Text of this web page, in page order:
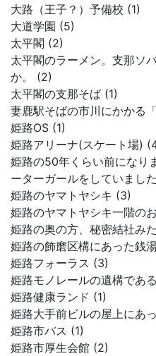
大路（王子？）予備校 (1)
大道学園 (5)
太平閣 (2)
太平閣のラーメン。支那ソ
か。 (2)
太平閣の支那そば (1)
妻鹿駅そばの市川にかかる
姫路OS (1)
姫路アリーナ(スケート場)
姫路の50年くらい前になり
ーターガールをしていまし
姫路のヤマトヤシキ (3)
姫路のヤマトヤシキ一階の
姫路の奥の方、秘密結社み
姫路の飾磨区構にあった銭
姫路フォーラス (3)
姫路モノレールの遺構であ
姫路健康ランド (1)
姫路大手前ビルの屋上にあ
姫路市バス (1)
姫路市厚生会館 (2)